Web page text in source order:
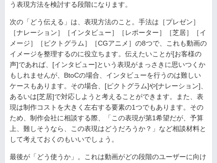
う表現方法を検討する段階になります。
次の「どう伝える」は、表現方法のこと。手法は［プレゼン］
［ナレーション］［インタビュー］［レポーター］［芝居］［イ
メージ］［ピクトグラム］［CGアニメ］の8つで、これも動画の
イメージを整理するのに役立ちます。伝えたいことが[お客様の
声]であれば、[インタビュー]という表現がまっさきに思いつくか
もしれませんが、BtoCの場合、インタビューを行うのは難しい
ケースもあります。その場合、[ピクトグラム]や[ナレーション]、
あるいは[芝居]で対応しようと考えることができます。また、表
現は制作コストを大きく左右する要素の1つでもあります。その
ため、制作会社に相談する際、「この表現が第1希望だが、予算
上、難しそうなら、この表現はどうだろうか？」など相談材料と
して考えておくのもいいでしょう。
最後が「どう使うか」。これは動画がどの段階のユーザーに向け